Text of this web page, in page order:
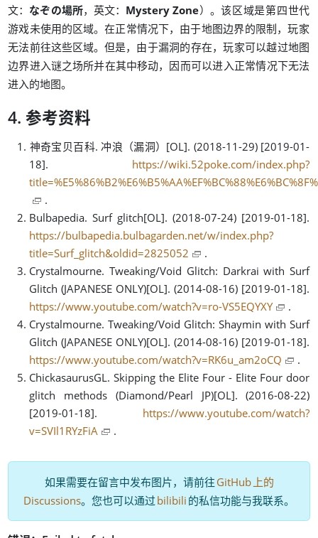
文： なぞの場所，英文： Mystery Zone）。该区域是第四世代
游戏未使用的区域。在正常情况下， 由于地图边界的限制，玩家
无法前往这些区域。但是， 由于漏洞的存在，玩家可以越过地图
边界进入谜之场所并在其中移动， 因而可以进入正常情况下无法
进入的地图。
参考资料
神奇宝贝百科. 冲浪 （漏洞） [OL]. (2018-11-29) [2019-01-
18]. https://wiki.52poke.com/index.php?
.
Bulbapedia. Surf glitch[OL]. (2018-07-24) [2019-01-18].
https://bulbapedia.bulbagarden.net/w/index.php?
title=Surf_glitch&oldid=2825052
.
Crystalmourne. Tweaking/Void Glitch: Darkrai with Surf
Glitch (JAPANESE ONLY)[OL]. (2014-08-16) [2019-01-18].
https://www.youtube.com/watch?v=ro-VS5EQYXY
.
Crystalmourne. Tweaking/Void Glitch: Shaymin with Surf
Glitch (JAPANESE ONLY)[OL]. (2014-08-16) [2019-01-18].
https://www.youtube.com/watch?v=RK6u_am2oCQ
.
ChickasaurusGL. Skipping the Elite Four - Elite Four door
glitch methods (Diamond/Pearl JP)[OL]. (2016-08-22)
[2019-01-18]. https://www.youtube.com/watch?
v=SVIl1RYzFiA
.
如果需要在留言中发布图片， 请前往 GitHub 上的
Discussions。 您也可以通过 bilibili 的私信功能与我联系。